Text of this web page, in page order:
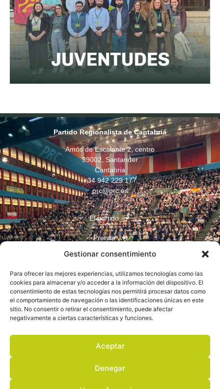
Gestionar consentimiento
Para ofrecer las mejores experiencias, utilizamos tecnologías como las
cookies para almacenar y/o acceder a la información del dispositivo. El
consentimiento de estas tecnologías nos permitirá procesar datos como
el comportamiento de navegación o las identificaciones únicas en este
sitio. No consentir o retirar el consentimiento, puede afectar
negativamente a ciertas características y funciones.
Aceptar
Denegar
Partido Regionalista de Cantabria
Amós de Escalante 2, centro
39002, Santander
Cantabria
+34 942 229 177
prc@prc.es
El partido
Prensa
Juventudes
Contacto
Aviso legal
Política de privacidad